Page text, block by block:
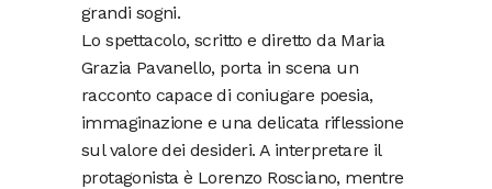
grandi sogni.
Lo spettacolo, scritto e diretto da Maria
Grazia Pavanello, porta in scena un
racconto capace di coniugare poesia,
immaginazione e una delicata riflessione
sul valore dei desideri. A interpretare il
protagonista è Lorenzo Rosciano, mentre